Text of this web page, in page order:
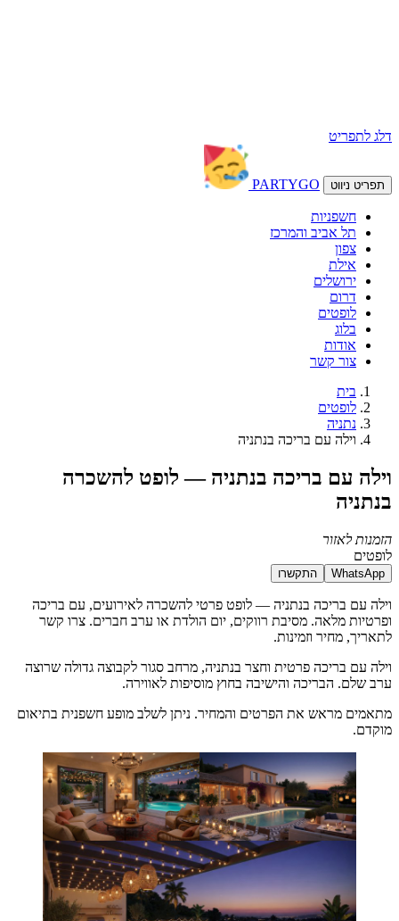
דלג לתפריט
תפריט ניווט PARTYGO
חשפניות
תל אביב והמרכז
צפון
אילת
ירושלים
דרום
לופטים
בלוג
אודות
צור קשר
בית
לופטים
נתניה
וילה עם בריכה בנתניה
וילה עם בריכה בנתניה — לופט להשכרה
בנתניה
הזמנות לאזור
לופטים
WhatsApp התקשרו
וילה עם בריכה בנתניה — לופט פרטי להשכרה לאירועים, עם בריכה
ופרטיות מלאה. מסיבת רווקים, יום הולדת או ערב חברים. צרו קשר
לתאריך, מחיר וזמינות.
וילה עם בריכה פרטית וחצר בנתניה, מרחב סגור לקבוצה גדולה שרוצה
ערב שלם. הבריכה והישיבה בחוץ מוסיפות לאווירה.
מתאמים מראש את הפרטים והמחיר. ניתן לשלב מופע חשפנית בתיאום
מוקדם.